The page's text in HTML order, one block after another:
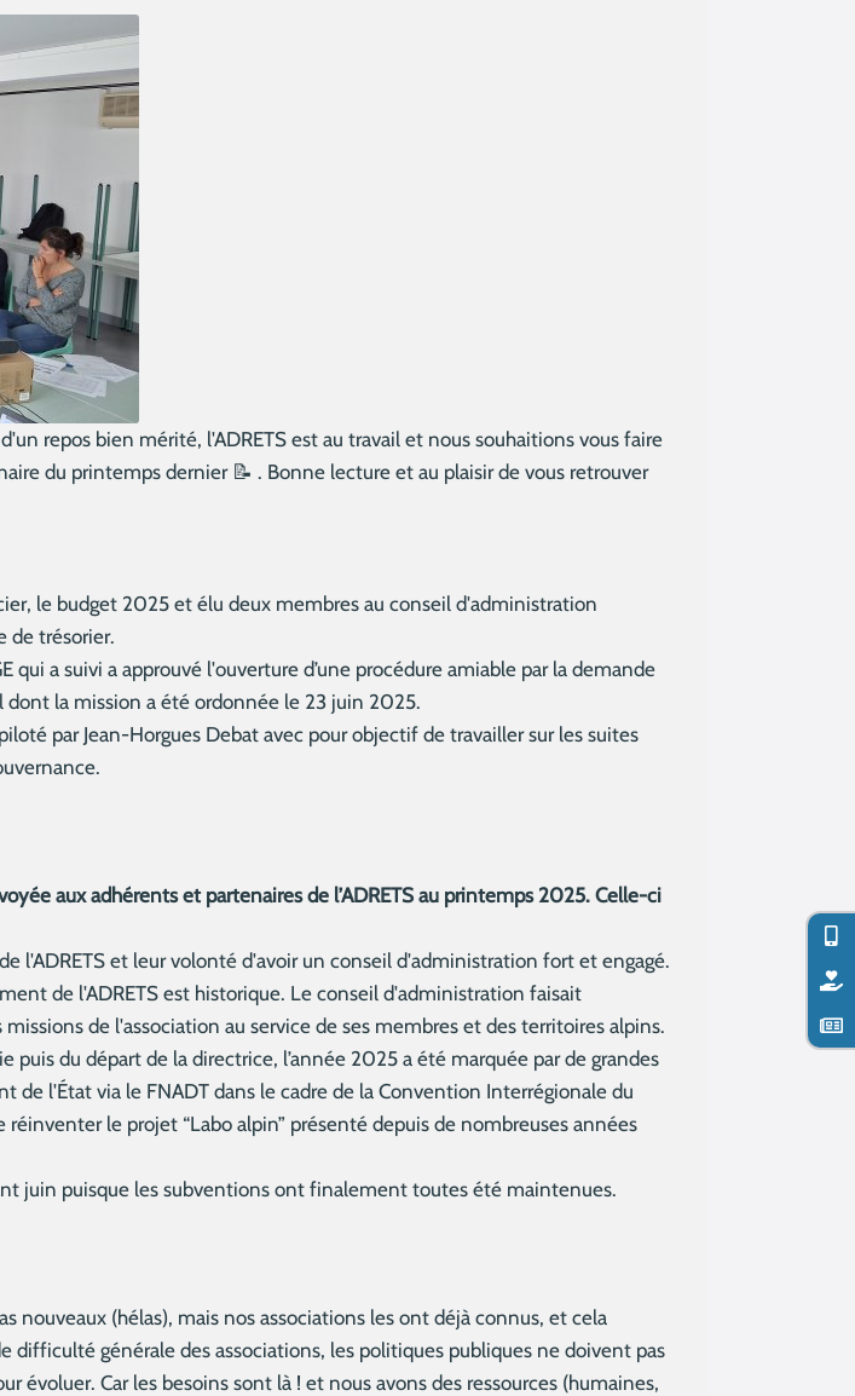
repos bien mérité, l'ADRETS est au travail et nous souhaitions vous faire
du printemps dernier 📝 . Bonne lecture et au plaisir de vous retrouver
le budget 2025 et élu deux membres au conseil d'administration
de trésorier.
qui a suivi a approuvé l'ouverture d’une procédure amiable par la demande
dont la mission a été ordonnée le 23 juin 2025.
par Jean-Horgues Debat avec pour objectif de travailler sur les suites
aux adhérents et partenaires de l’ADRETS au printemps 2025. Celle-ci
l'ADRETS et leur volonté d'avoir un conseil d'administration fort et engagé.
de l'ADRETS est historique. Le conseil d'administration faisait
de l'association au service de ses membres et des territoires alpins.
du départ de la directrice, l’année 2025 a été marquée par de grandes
l'État via le FNADT dans le cadre de la Convention Interrégionale du
le projet “Labo alpin” présenté depuis de nombreuses années
juin puisque les subventions ont finalement toutes été maintenues.
nouveaux (hélas), mais nos associations les ont déjà connus, et cela
difficulté générale des associations, les politiques publiques ne doivent pas
évoluer. Car les besoins sont là ! et nous avons des ressources (humaines,